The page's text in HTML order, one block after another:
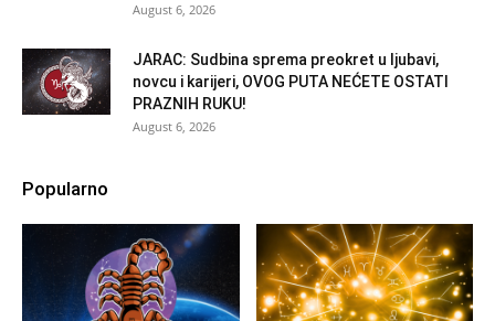
August 6, 2026
JARAC: Sudbina sprema preokret u ljubavi,
novcu i karijeri, OVOG PUTA NEĆETE OSTATI
PRAZNIH RUKU!
August 6, 2026
Popularno